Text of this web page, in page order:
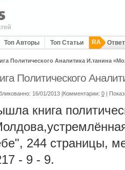
Топ Авторы Топ Статьи RA
Политического Аналитика И.танина
Политического
16/01/2013 |Комментарии: 0 |
книга
244 страницы,
- 9 - 9.